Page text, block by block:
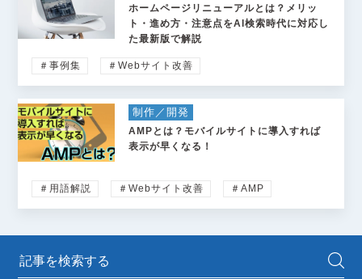
ホームページリニューアルとは？メリッ
ト・進め方・注意点をAI検索時代に対応し
た最新版で解説
＃事例集 ＃Webサイト改善
制作／開発
AMPとは？モバイルサイトに導入すれば
表示が早くなる！
＃用語解説 ＃Webサイト改善 ＃AMP